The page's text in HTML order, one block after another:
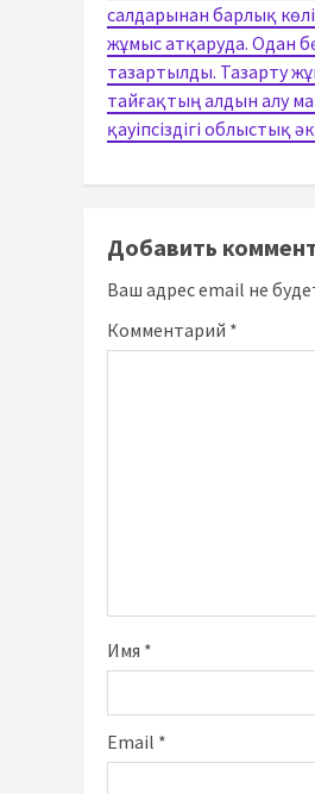
салдарынан барлық
жұмыс атқаруда. Одан
тазартылды. Тазарту
тайғақтың алдын алу
қауіпсіздігі облыстық
Добавить
Ваш адрес email не
Комментарий *
Имя *
Email *